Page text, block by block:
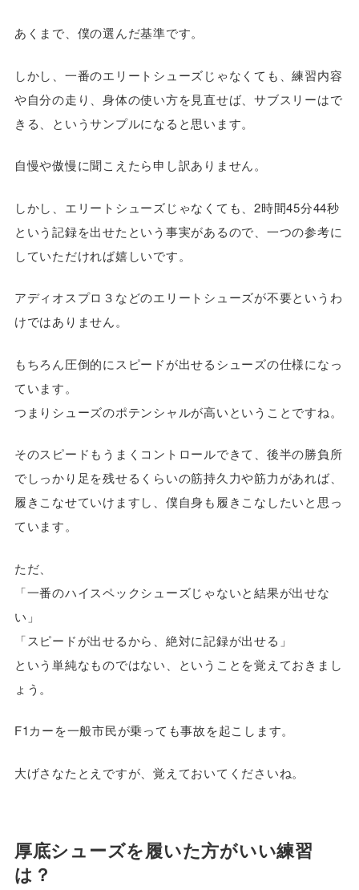
あくまで、僕の選んだ基準です。
しかし、一番のエリートシューズじゃなくても、練習内容
や自分の走り、身体の使い方を見直せば、サブスリーはで
きる、というサンプルになると思います。
自慢や傲慢に聞こえたら申し訳ありません。
しかし、エリートシューズじゃなくても、2時間45分44秒
という記録を出せたという事実があるので、一つの参考に
していただければ嬉しいです。
アディオスプロ３などのエリートシューズが不要というわ
けではありません。
もちろん圧倒的にスピードが出せるシューズの仕様になっ
ています。
つまりシューズのポテンシャルが高いということですね。
そのスピードもうまくコントロールできて、後半の勝負所
でしっかり足を残せるくらいの筋持久力や筋力があれば、
履きこなせていけますし、僕自身も履きこなしたいと思っ
ています。
ただ、
「一番のハイスペックシューズじゃないと結果が出せな
い」
「スピードが出せるから、絶対に記録が出せる」
という単純なものではない、ということを覚えておきまし
ょう。
F1カーを一般市民が乗っても事故を起こします。
大げさなたとえですが、覚えておいてくださいね。
厚底シューズを履いた方がいい練習
は？